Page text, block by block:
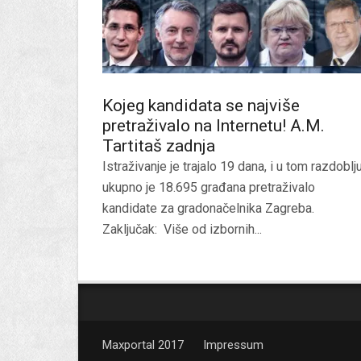
Kojeg kandidata se najviše
pretraživalo na Internetu! A.M.
Tartitaš zadnja
Istraživanje je trajalo 19 dana, i u tom
ukupno je 18.695 građana pretraživalo
kandidate za gradonačelnika Zagreba.
Zaključak: Više od izbornih...
Maxportal 2017 Impressum